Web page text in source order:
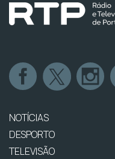
NOTÍCIAS
DESPORTO
TELEVISÃO